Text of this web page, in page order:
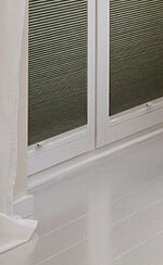
+43 7272 5661 - 520
Vegye fel velünk a
LEHA GmbH
Aumühle 38
4075 Breitenaich
Ausztria
+43 72725661 – 0
info@leha.hu